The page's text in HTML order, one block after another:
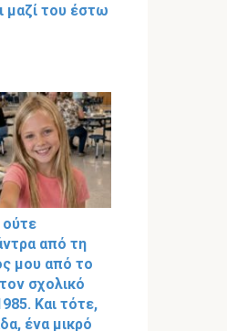
μαζί του έστω
από τη
μου από το
σχολικό
Και τότε,
ένα μικρό